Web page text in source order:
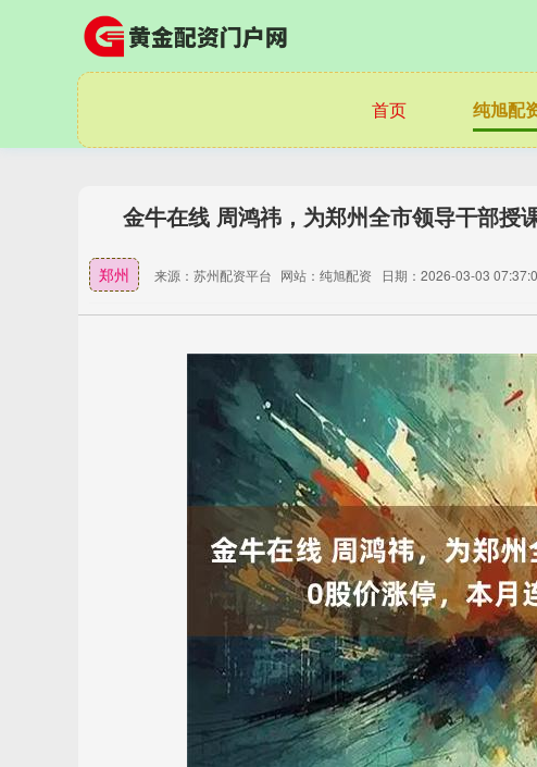
首页 纯旭配
金牛在线 周鸿祎，为郑州全市领导干部授
郑州 来源：苏州配资平台 网站：纯旭配资 日期：2026-03-03